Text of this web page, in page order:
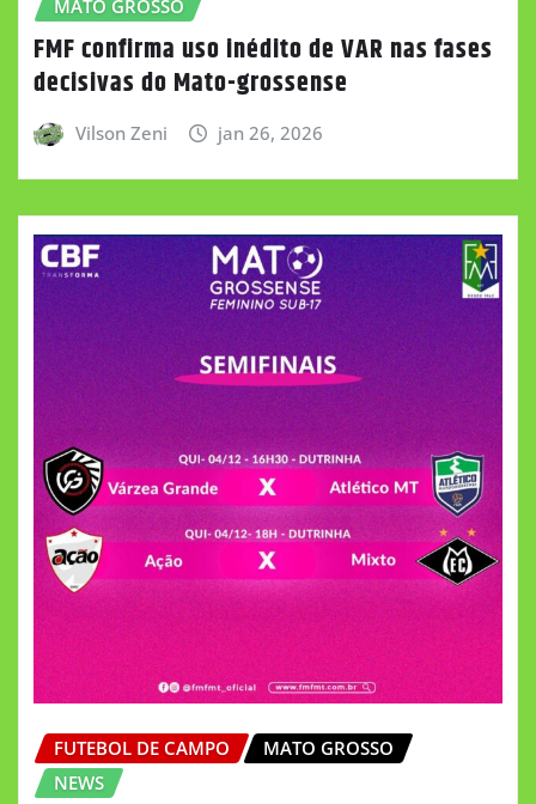
MATO GROSSO
FMF confirma uso inédito de VAR nas fases
decisivas do Mato-grossense
Vilson Zeni jan 26, 2026
FUTEBOL DE CAMPO
MATO GROSSO
NEWS